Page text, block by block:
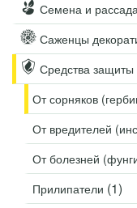
Семена и
Саженцы
Средства защиты
От сорняков
От вредителей
От болезней
Прилипатели (1)